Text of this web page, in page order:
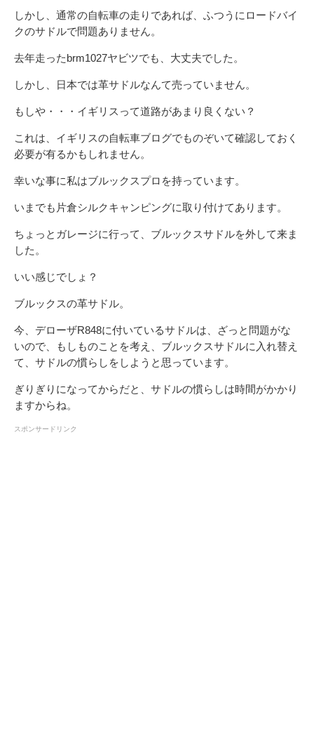
しかし、通常の自転車の走りであれば、ふつうにロードバイ
クのサドルで問題ありません。
去年走ったbrm1027ヤビツでも、大丈夫でした。
しかし、日本では革サドルなんて売っていません。
もしや・・・イギリスって道路があまり良くない？
これは、イギリスの自転車ブログでものぞいて確認しておく
必要が有るかもしれません。
幸いな事に私はブルックスプロを持っています。
いまでも片倉シルクキャンピングに取り付けてあります。
ちょっとガレージに行って、ブルックスサドルを外して来ま
した。
いい感じでしょ？
ブルックスの革サドル。
今、デローザR848に付いているサドルは、ざっと問題がな
いので、もしものことを考え、ブルックスサドルに入れ替え
て、サドルの慣らしをしようと思っています。
ぎりぎりになってからだと、サドルの慣らしは時間がかかり
ますからね。
スポンサードリンク